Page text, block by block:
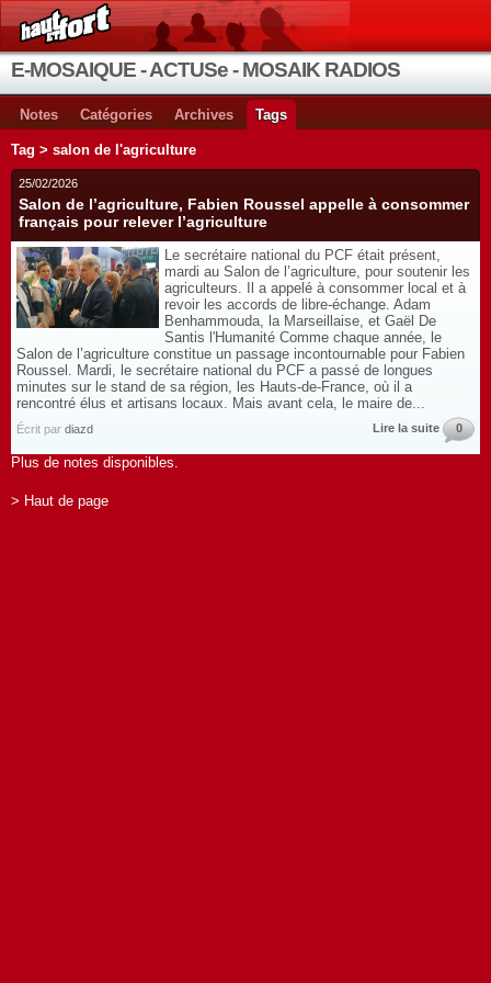
E-MOSAIQUE - ACTUSe - MOSAIK RADIOS
Notes Catégories Archives Tags
Tag > salon de l'agriculture
25/02/2026
Salon de l’agriculture, Fabien Roussel appelle à consommer
français pour relever l’agriculture
Le secrétaire national du PCF était présent,
mardi au Salon de l’agriculture, pour soutenir les
agriculteurs. Il a appelé à consommer local et à
revoir les accords de libre-échange. Adam
Benhammouda, la Marseillaise, et Gaël De
Santis l'Humanité Comme chaque année, le
Salon de l’agriculture constitue un passage incontournable pour Fabien
Roussel. Mardi, le secrétaire national du PCF a passé de longues
minutes sur le stand de sa région, les Hauts-de-France, où il a
rencontré élus et artisans locaux. Mais avant cela, le maire de...
Écrit par diazd Lire la suite 0
Plus de notes disponibles.
> Haut de page